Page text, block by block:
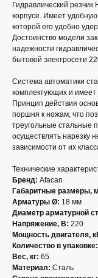
Гидравлический
корпусе. Имеет
которой его удобно
Достоинство модели
надежности
бытовой электросети
Система автоматики
комплектующих и имеет
Принцип действия
поршня к ножам, что
треугольные стальные
осуществлять нарезку
зависимости от их
Технические
Бренд: Afacan
Габаритные размеры,
Арматуры Ø: 18 мм
Диаметр арматурной
Напряжение, В: 220
Мощность двигателя,
Количество в упаковке:
Вес, кг: 65
Материал: Сталь